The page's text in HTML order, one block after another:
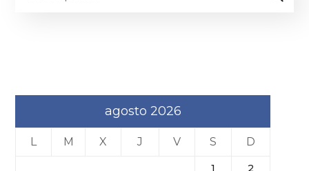
agosto 2026
L M X J V S D
1
2